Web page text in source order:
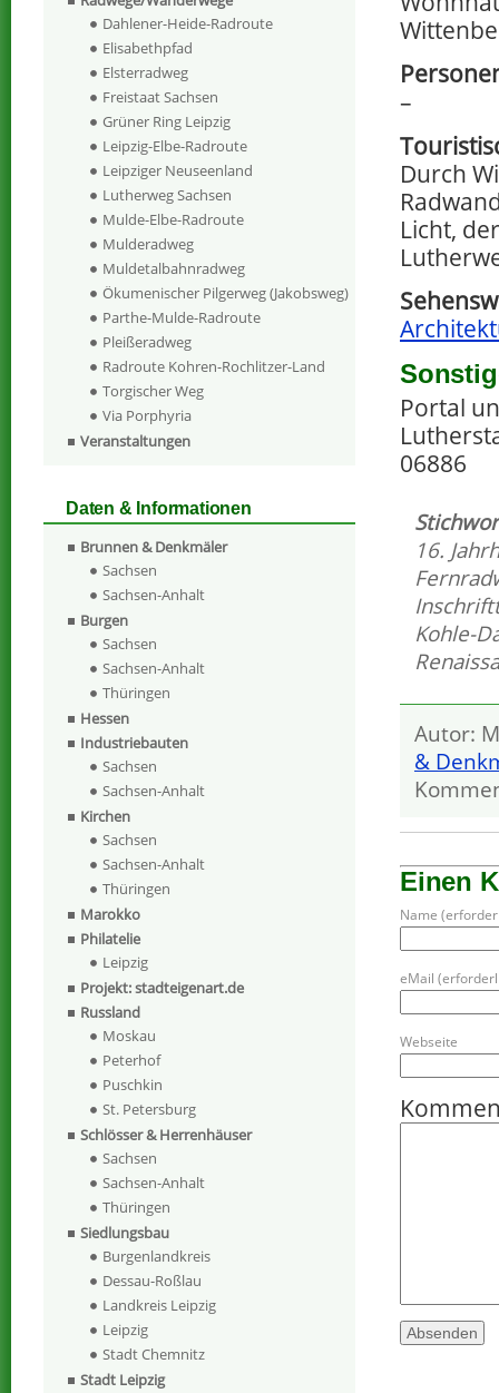
–
Durch
Licht,
Portal
06886
16.
Kohle-
Autor:
&
Einen
Name
eMail
Webseite
Dahlener-Heide-Radroute
Elisabethpfad
Elsterradweg
Freistaat Sachsen
Grüner Ring Leipzig
Leipzig-Elbe-Radroute
Leipziger Neuseenland
Lutherweg Sachsen
Mulde-Elbe-Radroute
Mulderadweg
Muldetalbahnradweg
Ökumenischer Pilgerweg (Jakobsweg)
Parthe-Mulde-Radroute
Pleißeradweg
Radroute Kohren-Rochlitzer-Land
Torgischer Weg
Via Porphyria
Veranstaltungen
Daten & Informationen
Brunnen & Denkmäler
Sachsen
Sachsen-Anhalt
Burgen
Sachsen
Sachsen-Anhalt
Thüringen
Hessen
Industriebauten
Sachsen
Sachsen-Anhalt
Kirchen
Sachsen
Sachsen-Anhalt
Thüringen
Marokko
Philatelie
Leipzig
Projekt: stadteigenart.de
Russland
Moskau
Peterhof
Puschkin
St. Petersburg
Schlösser & Herrenhäuser
Sachsen
Sachsen-Anhalt
Thüringen
Siedlungsbau
Burgenlandkreis
Dessau-Roßlau
Landkreis Leipzig
Leipzig
Stadt Chemnitz
Stadt Leipzig